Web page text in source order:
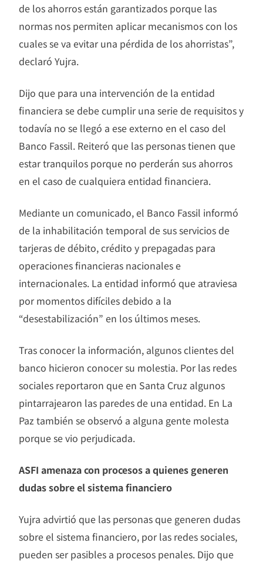
de los ahorros están garantizados porque las
normas nos permiten aplicar mecanismos con los
cuales se va evitar una pérdida de los ahorristas”,
declaró Yujra.
Dijo que para una intervención de la entidad
financiera se debe cumplir una serie de requisitos y
todavía no se llegó a ese externo en el caso del
Banco Fassil. Reiteró que las personas tienen que
estar tranquilos porque no perderán sus ahorros
en el caso de cualquiera entidad financiera.
Mediante un comunicado, el Banco Fassil informó
de la inhabilitación temporal de sus servicios de
tarjeras de débito, crédito y prepagadas para
operaciones financieras nacionales e
internacionales. La entidad informó que atraviesa
por momentos difíciles debido a la
“desestabilización” en los últimos meses.
Tras conocer la información, algunos clientes del
banco hicieron conocer su molestia. Por las redes
sociales reportaron que en Santa Cruz algunos
pintarrajearon las paredes de una entidad. En La
Paz también se observó a alguna gente molesta
porque se vio perjudicada.
ASFI amenaza con procesos a quienes generen
dudas sobre el sistema financiero
Yujra advirtió que las personas que generen dudas
sobre el sistema financiero, por las redes sociales,
pueden ser pasibles a procesos penales. Dijo que